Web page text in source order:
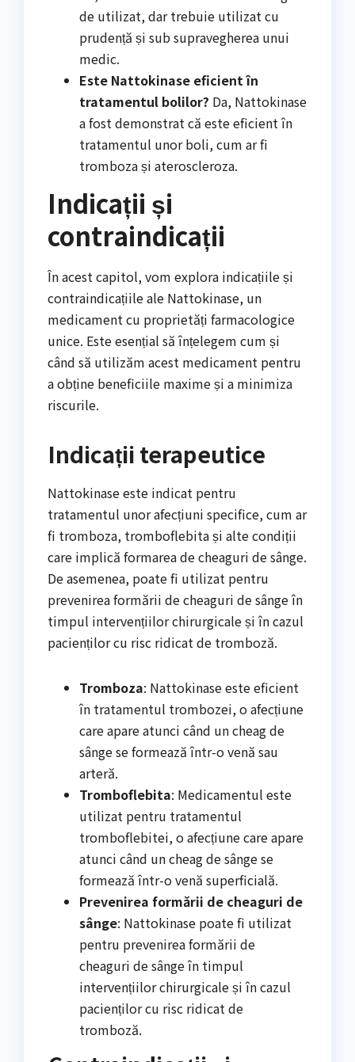
de utilizat, dar trebuie utilizat cu
prudență și sub supravegherea unui
medic.
Este Nattokinase eficient în
tratamentul bolilor? Da, Nattokinase
a fost demonstrat că este eficient în
tratamentul unor boli, cum ar fi
tromboza și ateroscleroza.
Indicații și
contraindicații
În acest capitol, vom explora indicațiile și
contraindicațiile ale Nattokinase, un
medicament cu proprietăți farmacologice
unice. Este esențial să înțelegem cum și
când să utilizăm acest medicament pentru
a obține beneficiile maxime și a minimiza
riscurile.
Indicații terapeutice
Nattokinase este indicat pentru
tratamentul unor afecțiuni specifice, cum ar
fi tromboza, tromboflebita și alte condiții
care implică formarea de cheaguri de sânge.
De asemenea, poate fi utilizat pentru
prevenirea formării de cheaguri de sânge în
timpul intervențiilor chirurgicale și în cazul
pacienților cu risc ridicat de tromboză.
Tromboza: Nattokinase este eficient
în tratamentul trombozei, o afecțiune
care apare atunci când un cheag de
sânge se formează într-o venă sau
arteră.
Tromboflebita: Medicamentul este
utilizat pentru tratamentul
tromboflebitei, o afecțiune care apare
atunci când un cheag de sânge se
formează într-o venă superficială.
Prevenirea formării de cheaguri de
sânge: Nattokinase poate fi utilizat
pentru prevenirea formării de
cheaguri de sânge în timpul
intervențiilor chirurgicale și în cazul
pacienților cu risc ridicat de
tromboză.